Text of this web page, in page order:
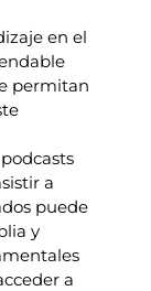
en el
permitan
a
puede
y
a